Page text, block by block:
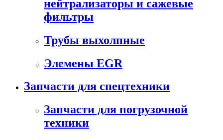
нейтрализаторы и сажевые
фильтры
Трубы выхолпные
Элемены EGR
Запчасти для спецтехники
Запчасти для погрузочной
техники